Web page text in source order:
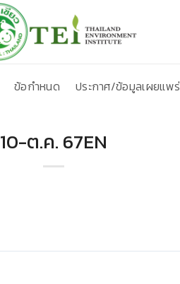
ข้อกำหนด ประกาศ/ข้อมูลเผยแพร่
10-ต.ค. 67EN